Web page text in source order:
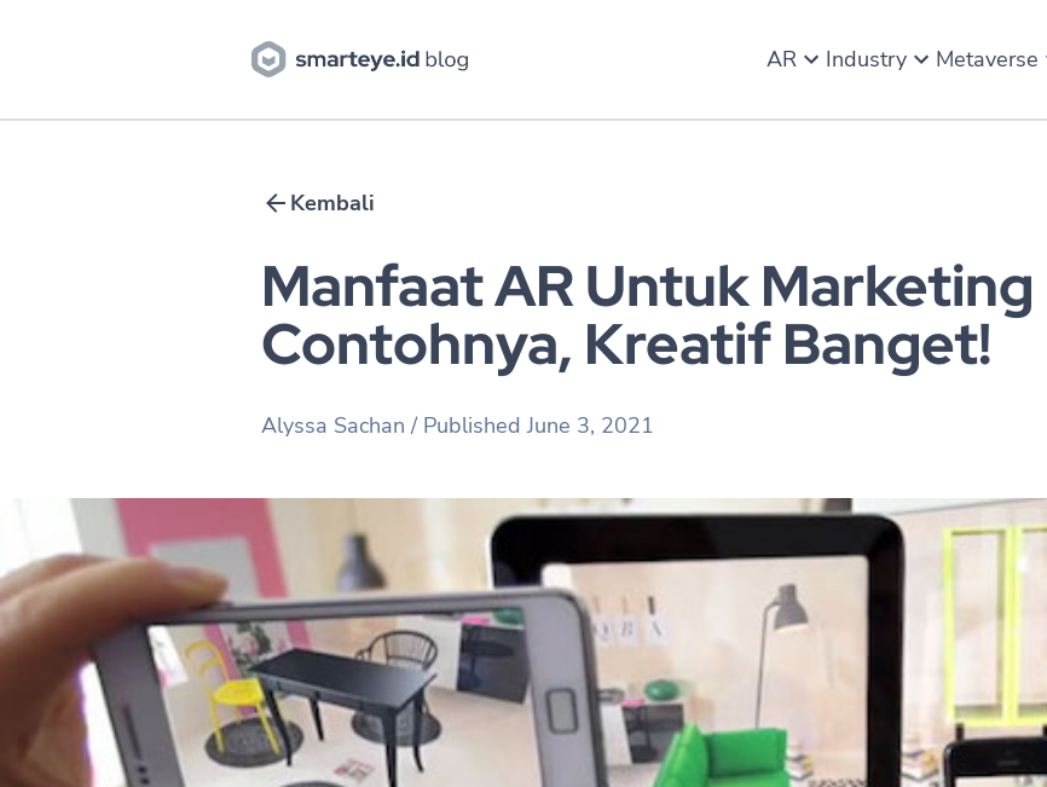
AR Industry Metaverse
Kembali
Manfaat AR Untuk
Contohnya, Kreatif Banget!
Alyssa Sachan / Published June 3, 2021